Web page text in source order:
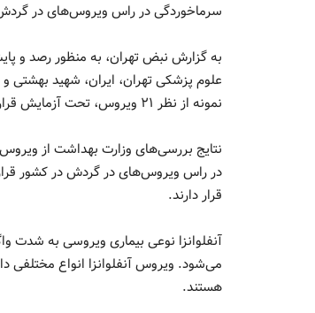
سرماخوردگی در راس ویروس‌های در گردش
به گزارش نبض تهران، به منظور رصد و
نمونه از نظر ۲۱ ویروس، تحت آزمایش قرار گرفته است.
نتایج بررسی‌های وزارت بهداشت از
قرار دارند.
آنفلوانزا نوعی بیماری ویروسی به شدت
هستند.